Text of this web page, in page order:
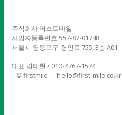
주식회사 퍼스트마일
사업자등록번호 557-87-01748
서울시 영등포구 경인로 755, 3층 A01
대표 김태현 / 010-4767-1574
© firstmile
hello@first-mile.co.kr